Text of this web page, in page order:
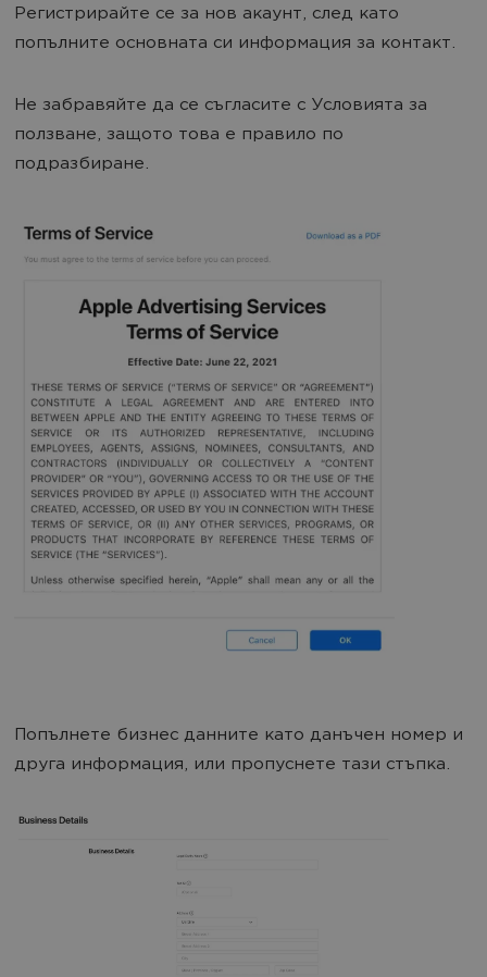
Регистрирайте се за нов акаунт, след като
попълните основната си информация за контакт.
Не забравяйте да се съгласите с Условията за
ползване, защото това е правило по
подразбиране.
Попълнете бизнес данните като данъчен номер и
друга информация, или пропуснете тази стъпка.